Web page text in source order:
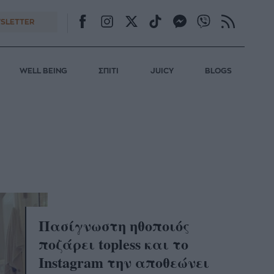
WELL BEING ΣΠΙΤΙ JUICY BLOGS
Πασίγνωστη ηθοποιός
ποζάρει topless και το
Instagram την αποθεώνει